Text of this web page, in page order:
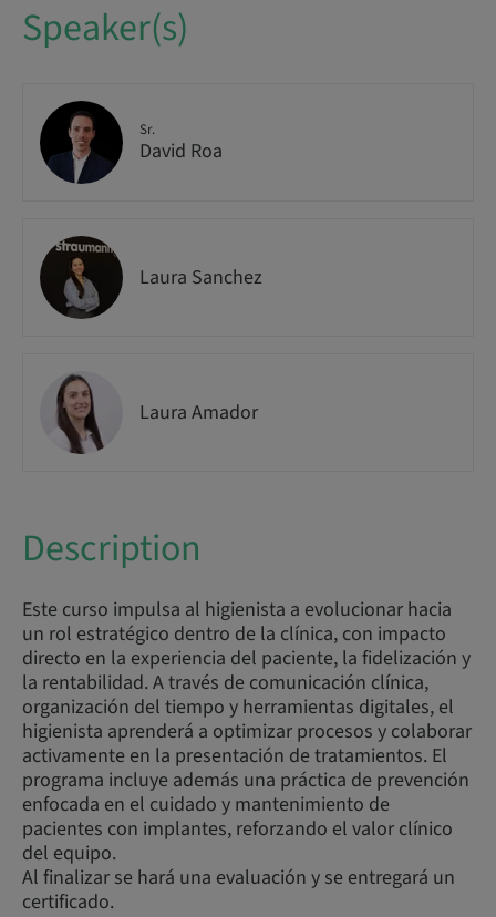
Speaker(s)
Sr.
David Roa
Laura Sanchez
Laura Amador
Description
Este curso impulsa al higienista a evolucionar hacia
un rol estratégico dentro de la clínica, con impacto
directo en la experiencia del paciente, la fidelización y
la rentabilidad. A través de comunicación clínica,
organización del tiempo y herramientas digitales, el
higienista aprenderá a optimizar procesos y colaborar
activamente en la presentación de tratamientos. El
programa incluye además una práctica de prevención
enfocada en el cuidado y mantenimiento de
pacientes con implantes, reforzando el valor clínico
del equipo.
Al finalizar se hará una evaluación y se entregará un
certificado.